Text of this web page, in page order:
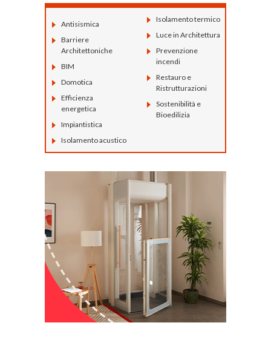
Antisismica
Barriere
Architettoniche
BIM
Domotica
Efficienza
energetica
Impiantistica
Isolamento acustico
Isolamento termico
Luce in Architettura
Prevenzione
incendi
Restauro e
Ristrutturazioni
Sostenibilità e
Bioedilizia